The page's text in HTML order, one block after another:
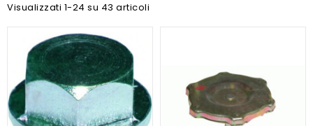
Visualizzati 1-24 su 43 articoli